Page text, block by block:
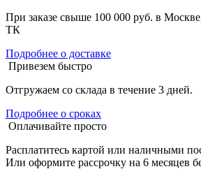
При заказе свыше 100 000 руб. в
ТК
Подробнее о доставке
Привезем быстро
Отгружаем со склада в течение 3 дней.
Подробнее о сроках
Оплачивайте просто
Расплатитесь картой или наличными
Или оформите рассрочку на 6 месяцев